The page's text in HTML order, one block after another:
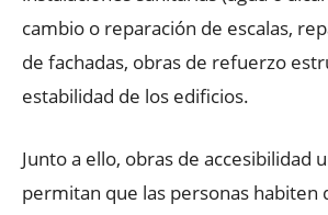
cambio o reparación de escalas,
de fachadas, obras de refuerzo
estabilidad de los edificios.
Junto a ello, obras de accesibilidad
permitan que las personas habiten